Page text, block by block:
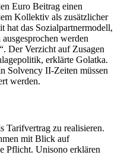
Euro Beitrag einen
Kollektiv als zusätzlicher
hat das Sozialpartnermodell,
werden
Der Verzicht auf Zusagen
erklärte Golatka.
Solvency II-Zeiten müssen
werden.
Tarifvertrag zu realisieren.
mit Blick auf
Pflicht. Unisono erklären